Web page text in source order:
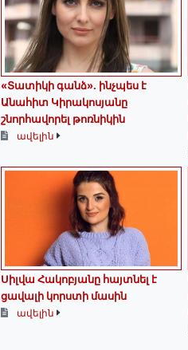
«Տատիկի գանձ». ինչպես է
Անահիտ Կիրակոսյանը
շնորհավորել թոռնիկին
ավելին
Սիլվա Հակոբյանը հայտնել է
ցավալի կորստի մասին
ավելին